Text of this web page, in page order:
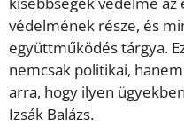
védelmének része, és
együttműködés tárgya.
nemcsak politikai,
arra, hogy ilyen
Izsák Balázs.